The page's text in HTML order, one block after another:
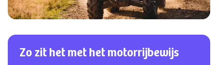
Zo zit het met het motorrijbewijs